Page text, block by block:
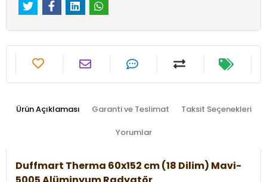
Ürün Açıklaması Garanti ve Teslimat Taksit Seçenekleri
Yorumlar
Duffmart Therma 60x152 cm (18 Dilim) Mavi-